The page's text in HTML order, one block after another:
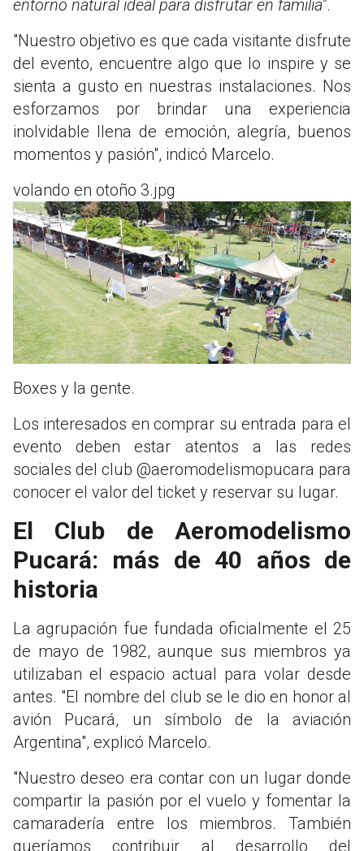
entorno natural ideal para disfrutar en familia".
"Nuestro objetivo es que cada visitante disfrute
del evento, encuentre algo que lo inspire y se
sienta a gusto en nuestras instalaciones. Nos
esforzamos por brindar una experiencia
inolvidable llena de emoción, alegría, buenos
momentos y pasión", indicó Marcelo.
volando en otoño 3.jpg
Boxes y la gente.
Los interesados en comprar su entrada para el
evento deben estar atentos a las redes
sociales del club @aeromodelismopucara para
conocer el valor del ticket y reservar su lugar.
El Club de Aeromodelismo
Pucará: más de 40 años de
historia
La agrupación fue fundada oficialmente el 25
de mayo de 1982, aunque sus miembros ya
utilizaban el espacio actual para volar desde
antes. "El nombre del club se le dio en honor al
avión Pucará, un símbolo de la aviación
Argentina", explicó Marcelo.
"Nuestro deseo era contar con un lugar donde
compartir la pasión por el vuelo y fomentar la
camaradería entre los miembros. También
queríamos contribuir al desarrollo del